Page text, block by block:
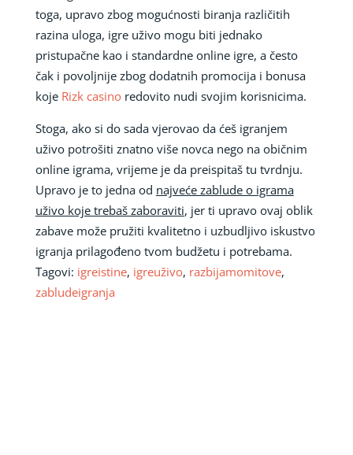
toga, upravo zbog mogućnosti biranja različitih
razina uloga, igre uživo mogu biti jednako
pristupačne kao i standardne online igre, a često
čak i povoljnije zbog dodatnih promocija i bonusa
koje Rizk casinoredovito nudi svojim korisnicima.
Stoga, ako si do sada vjerovao da ćeš igranjem
uživo potrošiti znatno više novca nego na običnim
online igrama, vrijeme je da preispitaš tu tvrdnju.
Upravo je to jedna od najveće zablude o igrama
uživo koje trebaš zaboraviti, jer ti upravo ovaj oblik
zabave može pružiti kvalitetno i uzbudljivo iskustvo
igranja prilagođeno tvom budžetu i potrebama.
Tagovi: igreistine, igreuživo, razbijamomitove,
zabludeigranja